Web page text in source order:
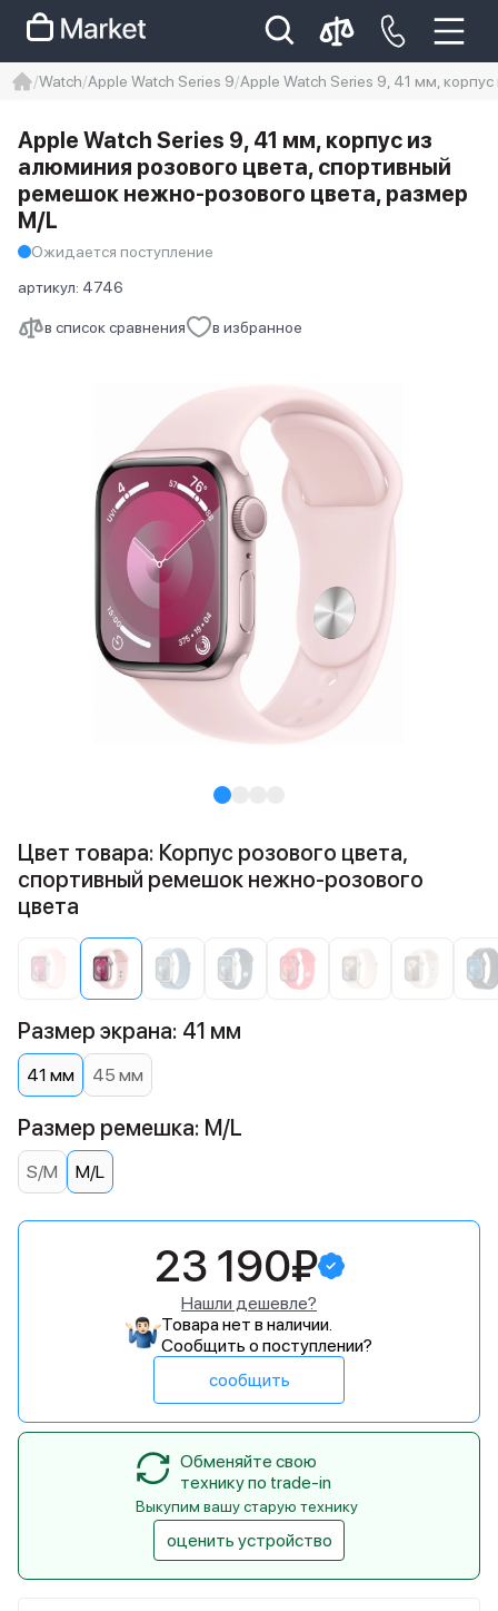
Iphone 14 pro max
айфон 14
Watch Apple Watch Series 9 Apple Watch Series 9, 41 мм,
в список сравнения в избранное
Apple Watch Series 9, 41 мм, корпус из
алюминия розового цвета, спортивный
ремешок нежно-розового цвета, размер
M/L
Ожидается поступление
артикул: 4746
Цвет товара: Корпус розового цвета,
спортивный ремешок нежно-розового
цвета
Размер экрана: 41 мм
41 мм 45 мм
Размер ремешка: M/L
S/M M/L
23 190₽
Нашли дешевле?
Товара нет в наличии.
Сообщить о поступлении?
сообщить
Обменяйте свою
технику по trade-in
Выкупим вашу старую технику
оценить устройство